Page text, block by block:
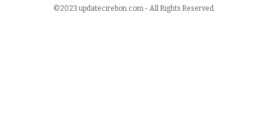
©2023 updatecirebon.com - All Rights Reserved.